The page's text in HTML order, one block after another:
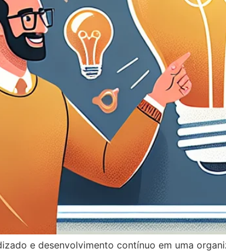
e desenvolvimento contínuo em uma